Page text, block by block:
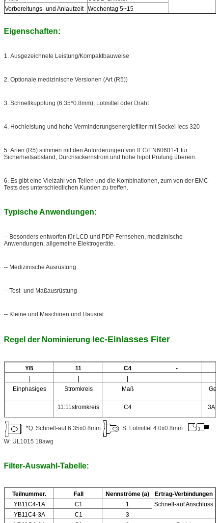
Vorbereitungs- und Anlaufzeit
Wochentag 5~15
Eigenschaften:
1. Ausgezeichnete Leistung/Kompaktbauweise
2. Optionale medizinische Versionen (Art (R5))
3. Schnellkupplung (6.35*0.8mm), Lötmittel oder Draht
4. Hochleistung und hohe Verminderungsenergiefilter mit Sockel Iecs 320
5. Arten (R5) stimmen mit den Anforderungen von IEC/EN60601-1 für
Sicherheitsabstand, Durchsickernstrom und hohe hipot Prüfung überein.
6. Es gibt eine Vielzahl von Teilen und die Kombinationen, zum von der EMC-
Tests des unterschiedlichen Kunden zu treffen.
Typische Anwendungen:
-- Besonders entworfen für LCD und PDP Fernsehen, medizinische
Anwendungen, allgemeine Elektrogeräte.
-- Medizinische Ausrüstung
-- Test- und Maßausrüstung
-- Kleine und Maschinen und Hausrat
Regel der Nominierung Iec-Einlasses Fiter
YB 11 C4
-
|
|
|
Einphasiges
Stromkreis Maß
11:11stromkreis C4 3A:
6A:
*Q: Schnell-auf 6.35x0.8mm
S: Lötmittel 4.0x0.8mm
W: UL1015 18awg
Filter-Auswahl-Tabelle:
Teilnummer. Fall Nennströme (a)
Ertrag-Verbindungen
YB11C4-1A
C1 1
Schnell-auf Anschluss
YB11C4-3A
C1
3